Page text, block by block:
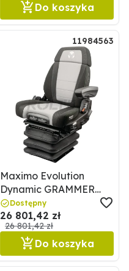
Do koszyka
11984563
Maximo Evolution
Dynamic GRAMMER
11984563
Dostępny
26 801,42 zł
26 801,42 zł
Do koszyka